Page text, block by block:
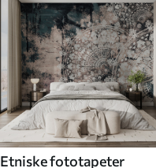
Etniske fototapeter